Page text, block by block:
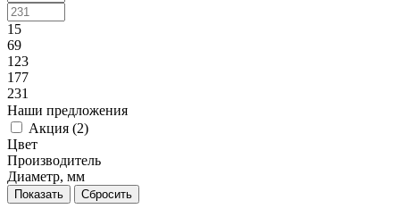
15
69
123
177
231
Наши предложения
Акция (2)
Цвет
Производитель
Диаметр, мм
Сбросить